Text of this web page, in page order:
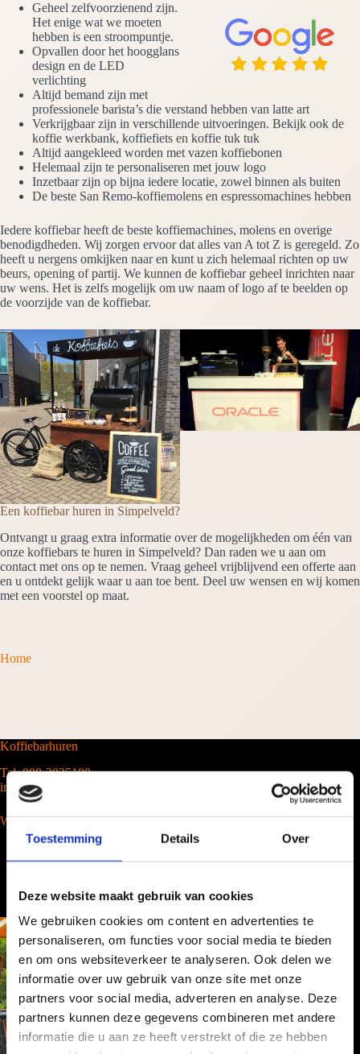
Toestemming Details Over
Deze website maakt gebruik van cookies
We gebruiken cookies om content en advertenties te
personaliseren, om functies voor social media te bieden
en om ons websiteverkeer te analyseren. Ook delen we
informatie over uw gebruik van onze site met onze
partners voor social media, adverteren en analyse. Deze
partners kunnen deze gegevens combineren met andere
informatie die u aan ze heeft verstrekt of die ze hebben
Geheel zelfvoorzienend zijn.
Het enige wat we moeten
hebben is een stroompuntje.
Opvallen door het hoogglans
design en de LED
verlichting
Altijd bemand zijn met
professionele barista’s die verstand hebben van latte art
Verkrijgbaar zijn in verschillende uitvoeringen. Bekijk ook de
koffie werkbank, koffiefiets en koffie tuk tuk
Altijd aangekleed worden met vazen koffiebonen
Helemaal zijn te personaliseren met jouw logo
Inzetbaar zijn op bijna iedere locatie, zowel binnen als buiten
De beste San Remo-koffiemolens en espressomachines hebben
Iedere koffiebar heeft de beste koffiemachines, molens en overige
benodigdheden. Wij zorgen ervoor dat alles van A tot Z is geregeld. Zo
heeft u nergens omkijken naar en kunt u zich helemaal richten op uw
beurs, opening of partij. We kunnen de koffiebar geheel inrichten naar
uw wens. Het is zelfs mogelijk om uw naam of logo af te beelden op
de voorzijde van de koffiebar.
Een koffiebar huren in Simpelveld?
Ontvangt u graag extra informatie over de mogelijkheden om één van
onze koffiebars te huren in Simpelveld? Dan raden we u aan om
contact met ons op te nemen. Vraag geheel vrijblijvend een offerte aan
en u ontdekt gelijk waar u aan toe bent. Deel uw wensen en wij komen
met een voorstel op maat.
Home
Koffiebarhuren
Tel. 088-2035100
info@barcompany.nl
Wij werken landelijk